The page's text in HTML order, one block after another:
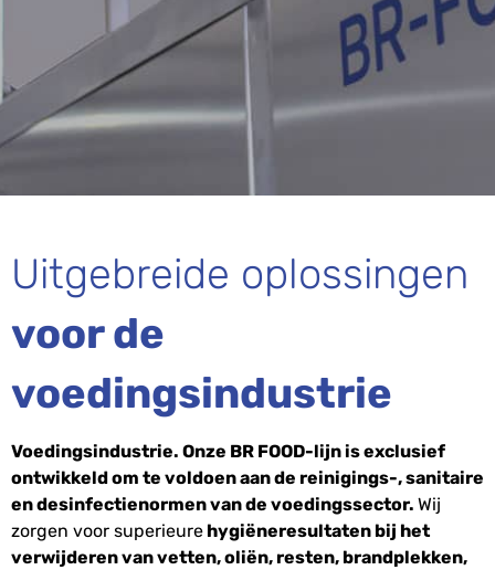
Uitgebreide oplossingen
voor de
voedingsindustrie
Voedingsindustrie. Onze BR FOOD-lijn is exclusief
ontwikkeld om te voldoen aan de reinigings-, sanitaire
en desinfectienormen van de voedingssector. Wij
zorgen voor superieure hygiëneresultaten bij het
verwijderen van vetten, oliën, resten, brandplekken,